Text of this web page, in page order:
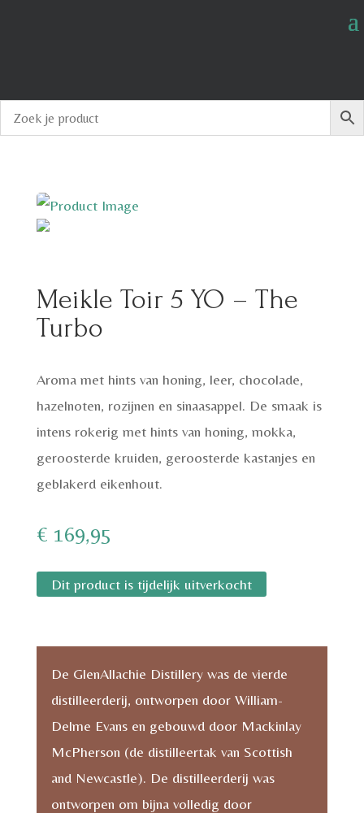
Meikle Toir 5 YO – The
Turbo
Aroma met hints van honing, leer, chocolade,
hazelnoten, rozijnen en sinaasappel. De smaak is
intens rokerig met hints van honing, mokka,
geroosterde kruiden, geroosterde kastanjes en
geblakerd eikenhout.
€ 169,95
Dit product is tijdelijk uitverkocht
De GlenAllachie Distillery was de vierde
distilleerderij, ontworpen door William-
Delme Evans en gebouwd door Mackinlay
McPherson (de distilleertak van Scottish
and Newcastle). De distilleerderij was
ontworpen om bijna volledig door